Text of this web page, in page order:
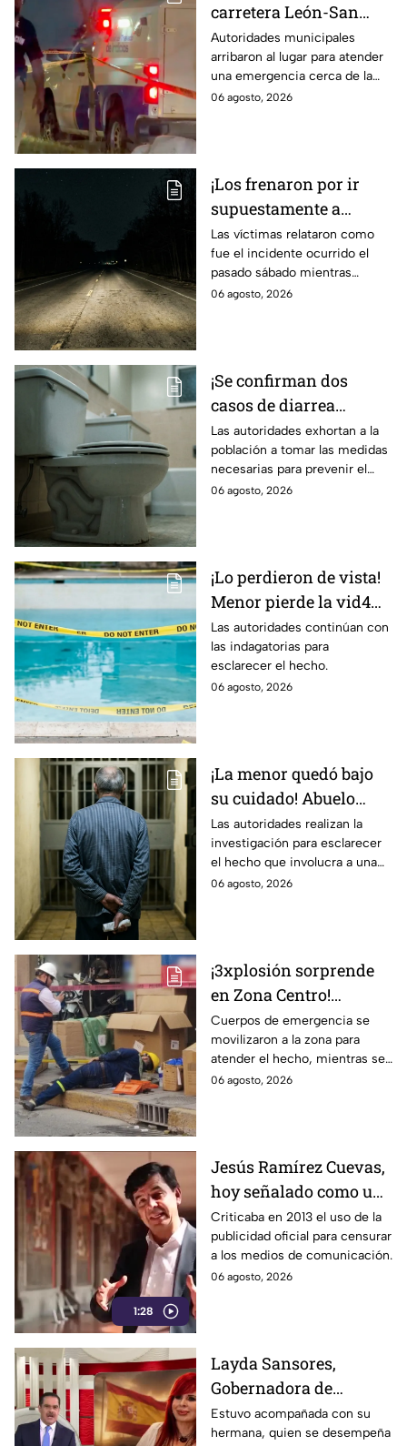
carretera León-San
Francisco del Rincón;
deja una persona sin
vid4
Autoridades municipales
arribaron al lugar para atender
una emergencia cerca de la
comunidad de La Mora.
06 agosto, 2026
¡Los frenaron por ir
supuestamente a
exceso de velocidad!
Peregrinos de Nuevo
Laredo relatan cómo
fueron asaltados en
Las víctimas relataron como
fue el incidente ocurrido el
pasado sábado mientras
regresaban de la Ciudad de
06 agosto, 2026
¡Se confirman dos
casos de diarrea
3xplosiva en el Bajío!
Estas son las medidas
para evitar el contagio
Las autoridades exhortan a la
población a tomar las medidas
necesarias para prevenir el
contagio.
06 agosto, 2026
¡Lo perdieron de vista!
Menor pierde la vid4
en plena reunión
familiar; fue localizado
en la alberca
Las autoridades continúan con
las indagatorias para
esclarecer el hecho.
06 agosto, 2026
¡La menor quedó bajo
su cuidado! Abuelo
termina en prisión
preventiva; ¿qué
sucedió?
Las autoridades realizan la
investigación para esclarecer
el hecho que involucra a una
menor de edad.
06 agosto, 2026
¡3xplosión sorprende
en Zona Centro!
Provoca el cierre
parcial de estas calles
de León
Cuerpos de emergencia se
movilizaron a la zona para
atender el hecho, mientras se
cerró la vialidad para evitar
06 agosto, 2026
1:28
Jesús Ramírez Cuevas,
hoy señalado como una
figura clave en la
estrategia de censura
del gobierno
Criticaba en 2013 el uso de la
publicidad oficial para censurar
a los medios de comunicación.
06 agosto, 2026
Layda Sansores,
Gobernadora de
Campeche, fue captada
viajando en primera
Estuvo acompañada con su
hermana, quien se desempeña